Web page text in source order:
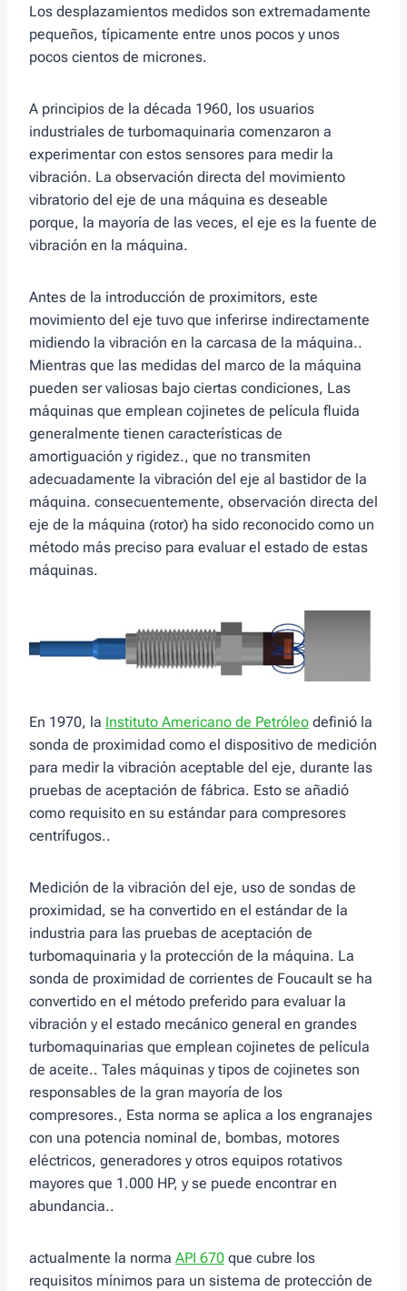
Los desplazamientos medidos son extremadamente
pequeños, típicamente entre unos pocos y unos
pocos cientos de micrones.
A principios de la década 1960, los usuarios
industriales de turbomaquinaria comenzaron a
experimentar con estos sensores para medir la
vibración. La observación directa del movimiento
vibratorio del eje de una máquina es deseable
porque, la mayoría de las veces, el eje es la fuente de
vibración en la máquina.
Antes de la introducción de proximitors, este
movimiento del eje tuvo que inferirse indirectamente
midiendo la vibración en la carcasa de la máquina..
Mientras que las medidas del marco de la máquina
pueden ser valiosas bajo ciertas condiciones, Las
máquinas que emplean cojinetes de película fluida
generalmente tienen características de
amortiguación y rigidez., que no transmiten
adecuadamente la vibración del eje al bastidor de la
máquina. consecuentemente, observación directa del
eje de la máquina (rotor) ha sido reconocido como un
método más preciso para evaluar el estado de estas
máquinas.
En 1970, la Instituto Americano de Petróleo definió la
sonda de proximidad como el dispositivo de medición
para medir la vibración aceptable del eje, durante las
pruebas de aceptación de fábrica. Esto se añadió
como requisito en su estándar para compresores
centrífugos..
Medición de la vibración del eje, uso de sondas de
proximidad, se ha convertido en el estándar de la
industria para las pruebas de aceptación de
turbomaquinaria y la protección de la máquina. La
sonda de proximidad de corrientes de Foucault se ha
convertido en el método preferido para evaluar la
vibración y el estado mecánico general en grandes
turbomaquinarias que emplean cojinetes de película
de aceite.. Tales máquinas y tipos de cojinetes son
responsables de la gran mayoría de los
compresores., Esta norma se aplica a los engranajes
con una potencia nominal de, bombas, motores
eléctricos, generadores y otros equipos rotativos
mayores que 1.000 HP, y se puede encontrar en
abundancia..
actualmente la norma API 670 que cubre los
requisitos mínimos para un sistema de protección de